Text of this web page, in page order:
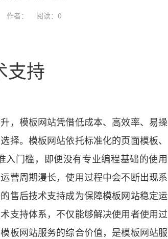
作者： 阅读： 0
支持
，模板网站凭借低成本、高效率、易操
择。模板网站依托标准化的页面模板、
门槛，即便没有专业编程基础的使用
营周期漫长，使用过程中会不断出现系
售后技术支持成为保障模板网站稳定运
支持体系，不仅能够解决使用者使用过
板网站服务的综合价值，是模板网站服